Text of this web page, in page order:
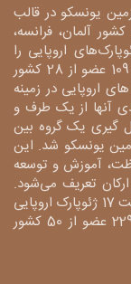
یونسکو در قالب
آلمان، فرانسه،
شبکه ژئوپارک‌های اروپایی را
معرفی نمودند و در حال حاضر این شبکه شامل 109 عضو از 28 کشور
اروپایی در زمینه
آنها از یک طرف و
گیری یک گروه بین
یونسکو شد. این
آموزش و توسعه
تعریف می‌شود.
شبکه ژئوپارک های جهانی در سال 2004 با مشارکت 17 ژئوپارک اروپایی
و 8 ژئوپارک از چین پدید آمد و اکنون دارای 229 عضو از 50 کشور